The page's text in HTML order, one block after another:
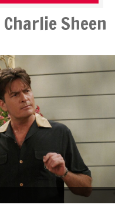
Charlie Sheen